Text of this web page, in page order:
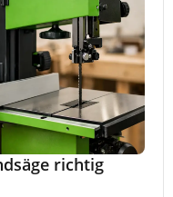
richtig